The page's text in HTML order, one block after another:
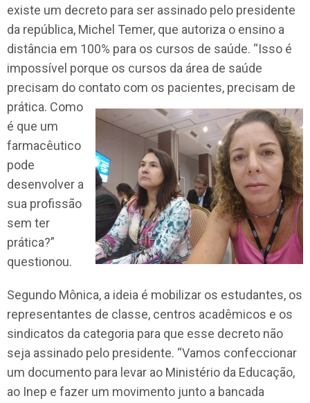
existe um decreto para ser assinado pelo presidente
da república, Michel Temer, que autoriza o ensino a
distância em 100% para os cursos de saúde. “Isso é
impossível porque os cursos da área de saúde
precisam do contato com os pacientes, precisam de
prática. Como
é que um
farmacêutico
pode
desenvolver a
sua profissão
sem ter
prática?”
questionou.
Segundo Mônica, a ideia é mobilizar os estudantes, os
representantes de classe, centros acadêmicos e os
sindicatos da categoria para que esse decreto não
seja assinado pelo presidente. “Vamos confeccionar
um documento para levar ao Ministério da Educação,
ao Inep e fazer um movimento junto a bancada